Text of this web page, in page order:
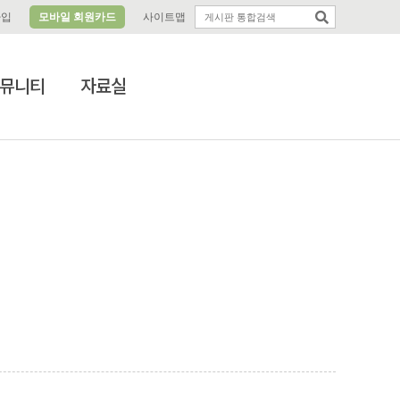
모바일 회원카드 사이트맵
니티 자료실